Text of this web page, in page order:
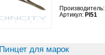
Производитель:
Артикул: PI51
Пинцет для марок